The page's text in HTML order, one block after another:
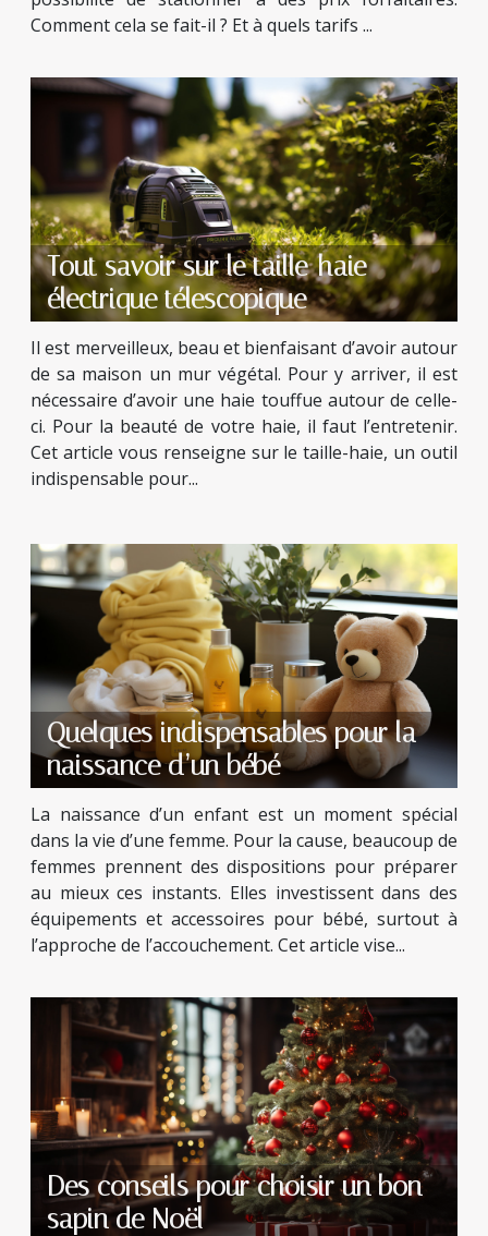
Comment cela se fait-il ? Et à quels tarifs ...
Tout savoir sur le taille-haie
électrique télescopique
Il est merveilleux, beau et bienfaisant d’avoir autour
de sa maison un mur végétal. Pour y arriver, il est
nécessaire d’avoir une haie touffue autour de celle-
ci. Pour la beauté de votre haie, il faut l’entretenir.
Cet article vous renseigne sur le taille-haie, un outil
indispensable pour...
Quelques indispensables pour la
naissance d’un bébé
La naissance d’un enfant est un moment spécial
dans la vie d’une femme. Pour la cause, beaucoup de
femmes prennent des dispositions pour préparer
au mieux ces instants. Elles investissent dans des
équipements et accessoires pour bébé, surtout à
l’approche de l’accouchement. Cet article vise...
Des conseils pour choisir un bon
sapin de Noël